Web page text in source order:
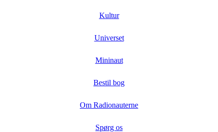
Kultur
Universet
Mininaut
Bestil bog
Om Radionauterne
Spørg os